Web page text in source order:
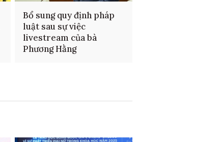
Bổ sung quy định pháp
luật sau sự việc
livestream của bà
Phương Hằng